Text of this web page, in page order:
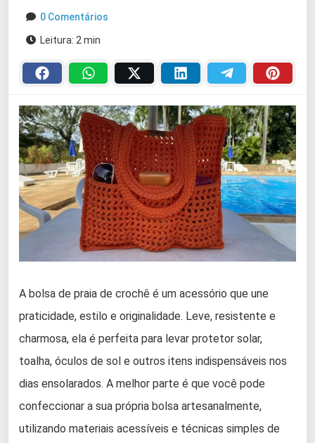
0 Comentários
Leitura: 2 min
A bolsa de praia de crochê é um acessório que une
praticidade, estilo e originalidade. Leve, resistente e
charmosa, ela é perfeita para levar protetor solar,
toalha, óculos de sol e outros itens indispensáveis nos
dias ensolarados. A melhor parte é que você pode
confeccionar a sua própria bolsa artesanalmente,
utilizando materiais acessíveis e técnicas simples de